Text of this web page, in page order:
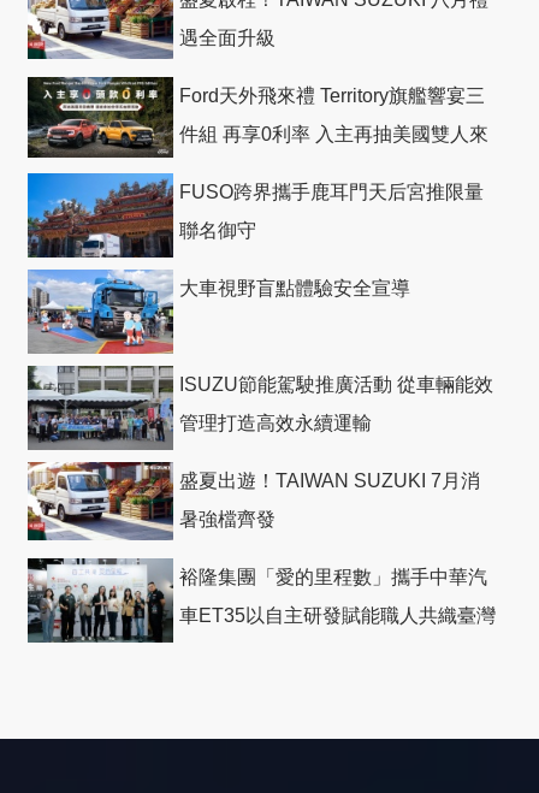
遇全面升級
Ford天外飛來禮 Territory旗艦響宴三
件組 再享0利率 入主再抽美國雙人來
FUSO跨界攜手鹿耳門天后宮推限量
聯名御守
大車視野盲點體驗安全宣導
ISUZU節能駕駛推廣活動 從車輛能效
管理打造高效永續運輸
盛夏出遊！TAIWAN SUZUKI 7月消
暑強檔齊發
裕隆集團「愛的里程數」攜手中華汽
車ET35以自主研發賦能職人共織臺灣